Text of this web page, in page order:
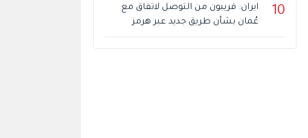
10
ايران: قريبون من التوصل لاتفاق مع
عُمان بشأن طريق جديد عبر هرمز